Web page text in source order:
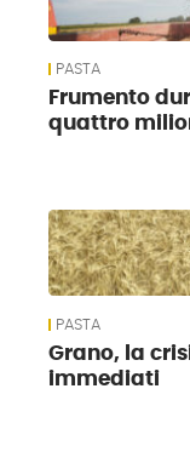
PASTA
Frumento
quattro
PASTA
Grano, la
immediati